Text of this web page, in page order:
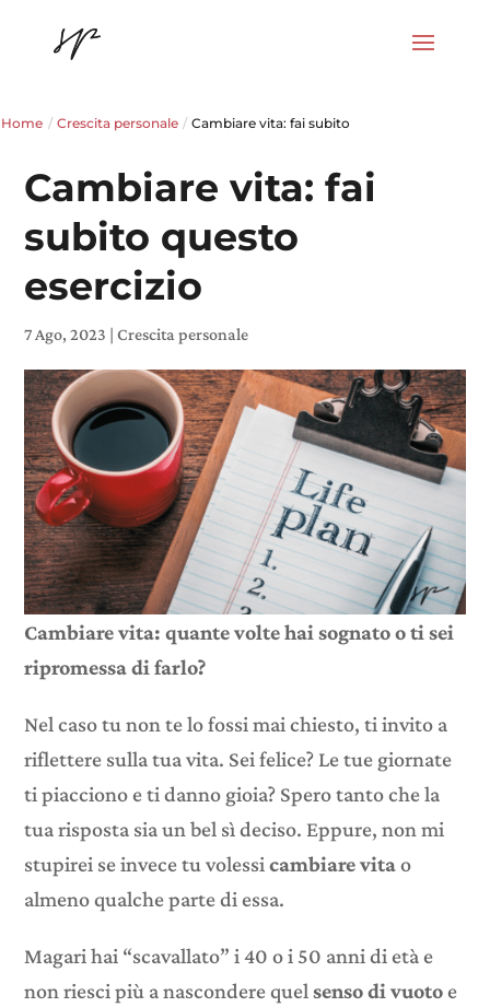
Home / Crescita personale / Cambiare vita: fai subito
Cambiare vita: fai
subito questo
esercizio
7 Ago, 2023 |Crescita personale
Cambiare vita: quante volte hai sognato o ti sei
ripromessa di farlo?
Nel caso tu non te lo fossi mai chiesto, ti invito a
riflettere sulla tua vita. Sei felice? Le tue giornate
ti piacciono e ti danno gioia? Spero tanto che la
tua risposta sia un bel sì deciso. Eppure, non mi
stupirei se invece tu volessicambiare vitao
almeno qualche parte di essa.
Magari hai “scavallato” i 40 o i 50 anni di età e
non riesci più a nascondere quel senso di vuotoe